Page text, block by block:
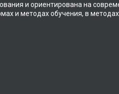
и ориентирована на
и методах обучения, в методах